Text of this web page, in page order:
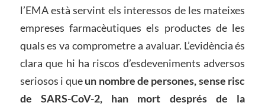
l’EMA està servint els interessos de les mateixes
empreses farmacèutiques els productes de les
quals es va comprometre a avaluar. L’evidència és
clara que hi ha riscos d’esdeveniments adversos
seriosos i queun nombre de persones, sense risc
de SARS-CoV-2, han mort després de la